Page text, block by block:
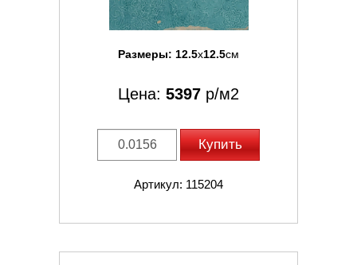
Размеры: 12.5x12.5см
Цена: 5397 р/м2
Купить
Артикул: 115204